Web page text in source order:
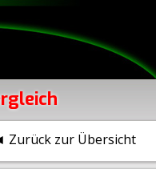
Zurück zur Übersicht